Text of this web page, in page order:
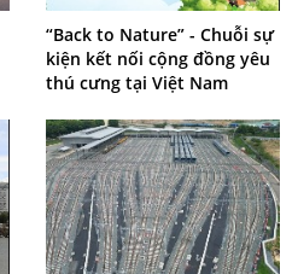
“Back to Nature” - Chuỗi sự
kiện kết nối cộng đồng yêu
thú cưng tại Việt Nam